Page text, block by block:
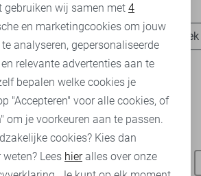
bekeken?
broeken Refined Department blouses
gebruiken wij samen met 4
en marketingcookies om jouw
analyseren, gepersonaliseerde
relevante advertenties aan te
bepalen welke cookies je
"Accepteren" voor alle cookies, of
om je voorkeuren aan te passen.
cookies? Kies dan
weten? Lees hieralles over onze